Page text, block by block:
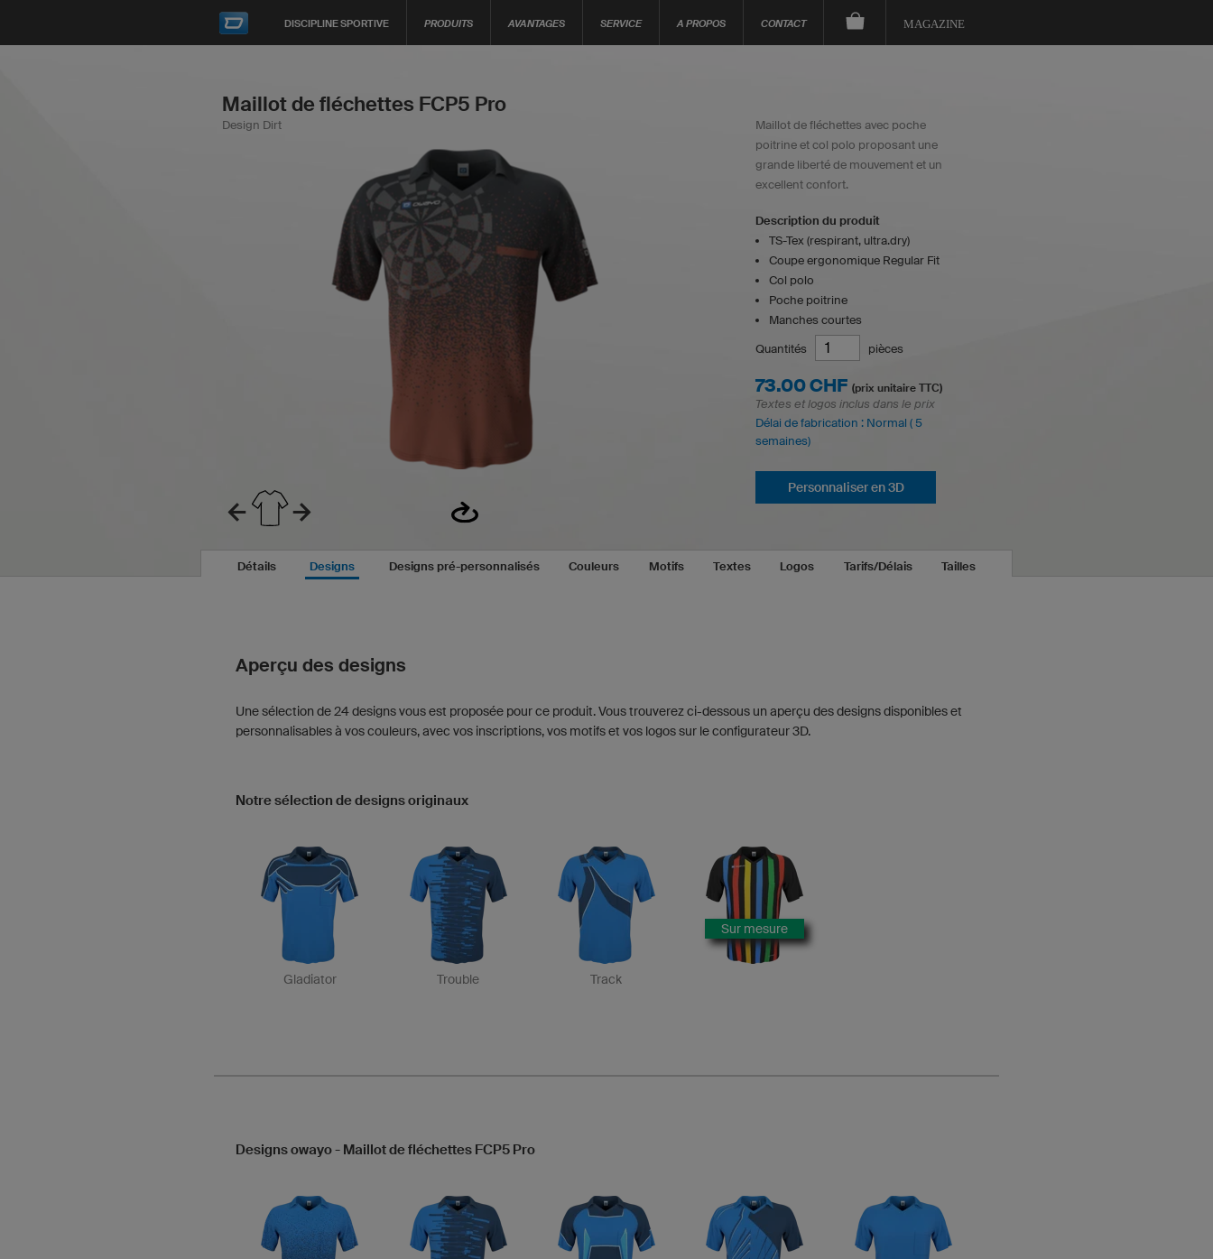
DISCIPLINE SPORTIVE PRODUITS AVANTAGES SERVICE A PROPOS CONTACT MAGAZINE
Maillot de fléchettes FCP5 Pro
Design Dirt
Maillot de fléchettes avec poche
poitrine et col polo proposant une
grande liberté de mouvement et un
excellent confort.
Description du produit
TS-Tex (respirant, ultra.dry)
Coupe ergonomique Regular Fit
Col polo
Poche poitrine
Manches courtes
Quantités pièces
73.00 CHF (prix unitaire TTC)
Textes et logos inclus dans le prix
Délai de fabrication : Normal ( 5
semaines)
Personnaliser en 3D
Détails Designs Designs pré-personnalisés Couleurs Motifs Textes Logos Tarifs/Délais Tailles
Aperçu des designs
Une sélection de 24 designs vous est proposée pour ce produit. Vous trouverez ci-dessous un aperçu des designs disponibles et
personnalisables à vos couleurs, avec vos inscriptions, vos motifs et vos logos sur le configurateur 3D.
Notre sélection de designs originaux
Gladiator Trouble Track
Sur mesure
Designs owayo - Maillot de fléchettes FCP5 Pro